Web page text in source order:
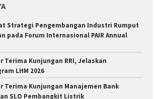
Strategi Pengembangan Industri Rumput
pada Forum Internasional PAIR Annual
Terima Kunjungan RRI, Jelaskan
LHM 2026
Terima Kunjungan Manajemen Bank
SLO Pembangkit Listrik